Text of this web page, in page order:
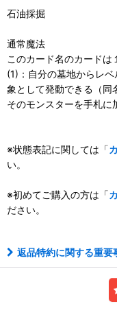
石油採掘
通常魔法
このカード名のカードは
(1)：自分の墓地からレ
象として発動できる（同
そのモンスターを手札に
※状態表記に関しては「
い。
※初めてご購入の方は「
ださい。
返品特約に関する重要